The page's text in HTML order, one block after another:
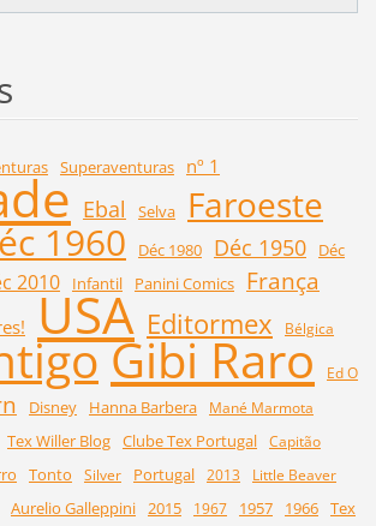
Superaventuras nº 1
Ebal Selva Faroeste
1960 Déc 1980 Déc 1950
Déc
2010 Infantil Panini Comics França
USA Editormex Bélgica
Gibi Raro
Ed O
Disney Hanna Barbera
Mané Marmota
Tex Willer Blog Clube Tex Portugal Capitão
Tonto Silver Portugal 2013
Little Beaver
Aurelio Galleppini 2015 1967 1957 1966 Tex